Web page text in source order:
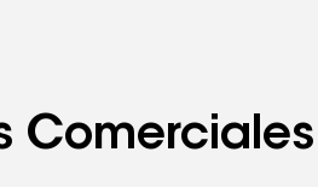
Comerciales